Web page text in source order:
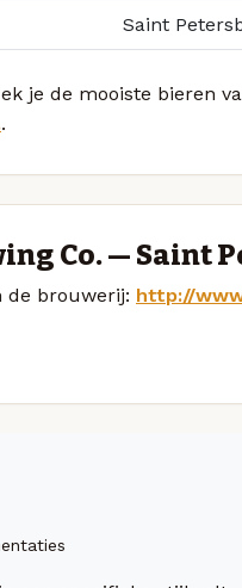
Saint
je de mooiste bieren
.
Co. — Saint
de brouwerij: http://